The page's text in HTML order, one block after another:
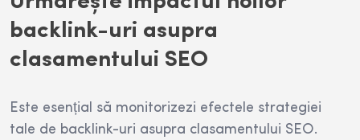
backlink-uri asupra
clasamentului SEO
Este esențial să monitorizezi efectele strategiei
tale de backlink-uri asupra clasamentului SEO.